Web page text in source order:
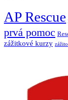
AP Rescue
prvá pomoc
zážitkové kurzy